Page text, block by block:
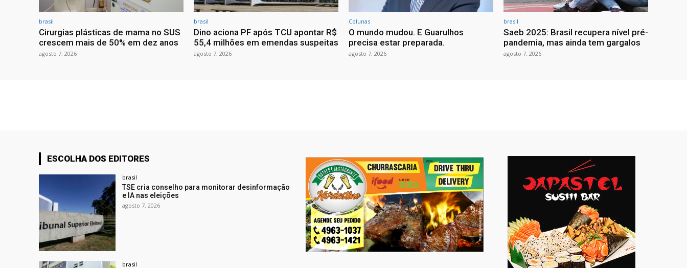
brasil
Cirurgias plásticas de mama no SUS
crescem mais de 50% em dez anos
agosto 7, 2026
brasil
Dino aciona PF após TCU apontar R$
55,4 milhões em emendas suspeitas
agosto 7, 2026
Colunas
O mundo mudou. E Guarulhos
precisa estar preparada.
agosto 7, 2026
brasil
Saeb 2025: Brasil recupera nível pré-
pandemia, mas ainda tem gargalos
agosto 7, 2026
ESCOLHA DOS EDITORES
brasil
TSE cria conselho para monitorar desinformação
e IA nas eleições
agosto 7, 2026
brasil